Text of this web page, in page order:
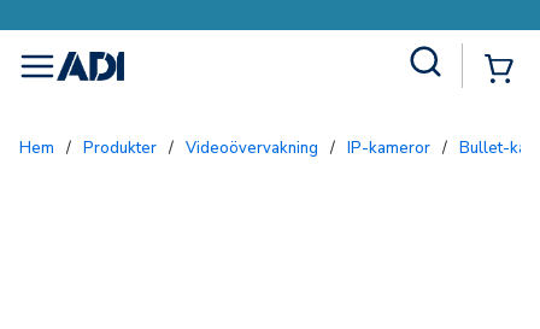
menu
Hem / Produkter / Videoövervakning / IP-kameror / Bullet-